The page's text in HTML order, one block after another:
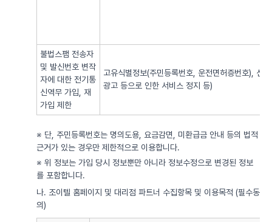
불법스팸 전송자
및 발신번호 변작
자에 대한 전기통
신역무 가입, 재
가입 제한
고유식별정보(주민등록번호, 운전면허증번호), 신
광고 등으로 인한 서비스 정지 등)
※ 단, 주민등록번호는 명의도용, 요금감면, 미환급금 안내 등의 법적
근거가 있는 경우만 제한적으로 이용합니다.
※ 위 정보는 가입 당시 정보뿐만 아니라 정보수정으로 변경된 정보
를 포함합니다.
나. 조이텔 홈페이지 및 대리점 파트너 수집항목 및 이용목적 (필수동
의)